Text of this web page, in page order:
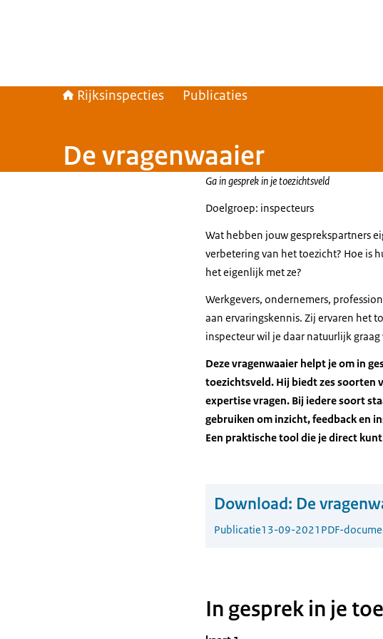
Rijksinspecties Publicaties
De vragenwaaier
Ga in gesprek in je toezichtsveld
Doelgroep: inspecteurs
Wat hebben jouw gesprekspartners
verbetering van het toezicht? Hoe is
het eigenlijk met ze?
Werkgevers, ondernemers,
aan ervaringskennis. Zij ervaren het
inspecteur wil je daar natuurlijk
Deze vragenwaaier helpt je om in
toezichtsveld. Hij biedt zes soorten
expertise vragen. Bij iedere soort
gebruiken om inzicht, feedback en
Een praktische tool die je direct
Download: De
Publicatie13-09-2021 PDF-
In gesprek in je